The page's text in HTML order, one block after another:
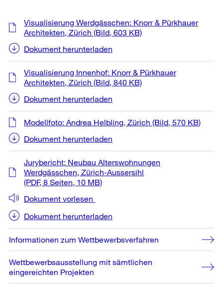
Weitere
Informationen
Visualisierung Werdgässchen: Knorr & Pürkhauer
Architekten, Zürich (Bild, 603 KB)
Dokument herunterladen
Visualisierung Innenhof: Knorr & Pürkhauer
Architekten, Zürich (Bild, 840 KB)
Dokument herunterladen
Modellfoto: Andrea Helbling, Zürich (Bild, 570 KB)
Dokument herunterladen
Jurybericht: Neubau Alterswohnungen
Werdgässchen, Zürich-Aussersihl
(PDF, 8 Seiten, 10 MB)
Dokument vorlesen
Dokument herunterladen
Informationen zum Wettbewerbsverfahren
Wettbewerbsausstellung mit sämtlichen
eingereichten Projekten